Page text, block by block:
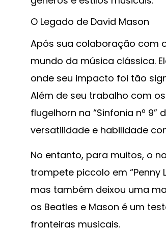
O Legado de David Mason
Após sua colaboração com
mundo da música clássica.
onde seu impacto foi tão
Além de seu trabalho com
flugelhorn na “Sinfonia nº
versatilidade e habilidade
No entanto, para muitos, o
trompete piccolo em “Penny
mas também deixou uma
os Beatles e Mason é um
fronteiras musicais.